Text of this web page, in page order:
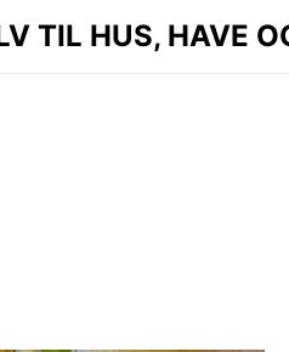
TIL HUS, HAVE